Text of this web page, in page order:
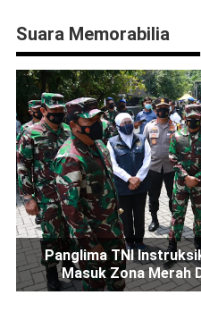
Suara Memorabilia
Panglima TNI
Masuk Zona Merah